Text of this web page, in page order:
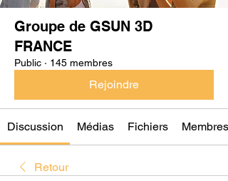
Groupe de GSUN 3D
FRANCE
Public · 145 membres
Rejoindre
Discussion Médias Fichiers Membres
Retour